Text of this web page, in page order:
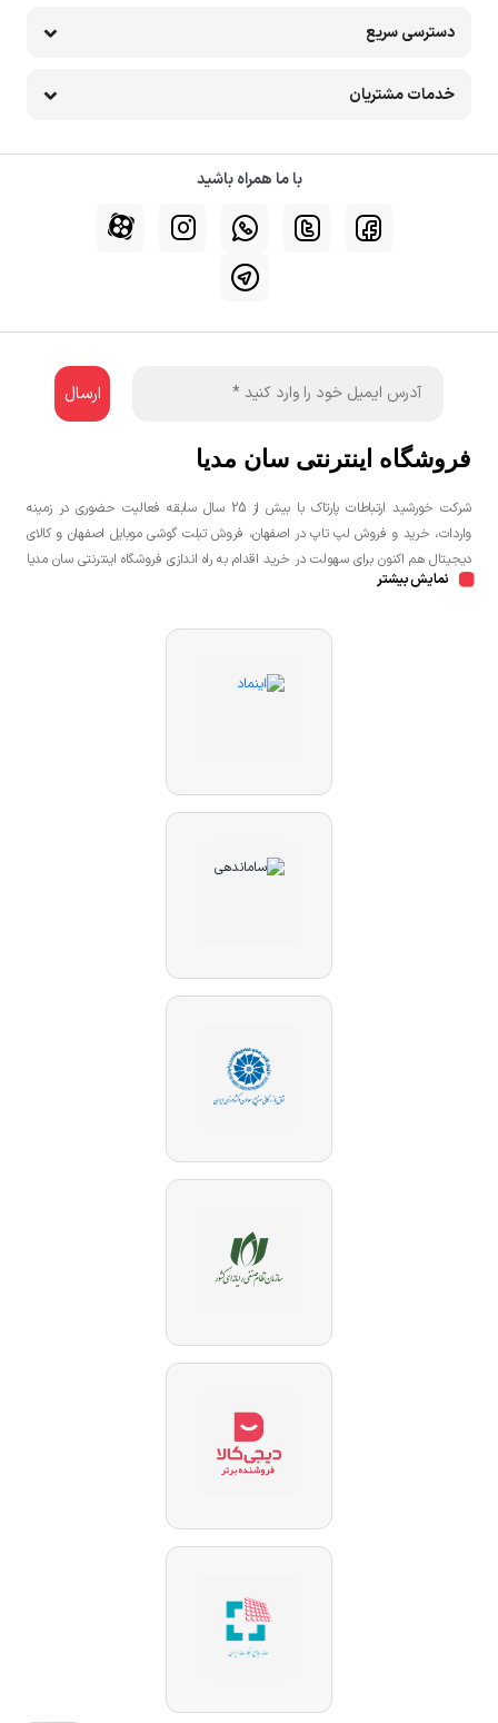
دسترسی سریع
خدمات مشتریان
با ما همراه باشید
فروشگاه اینترنتی سان مدیا
شرکت خورشید ارتباطات پارتاک با بیش از 25 سال سابقه فعالیت حضوری در زمینه
واردات، خرید و فروش لپ تاپ در اصفهان، فروش تبلت گوشی موبایل اصفهان و کالای
دیجیتال هم اکنون برای سهولت در خرید اقدام به راه اندازی فروشگاه اینترنتی سان مدیا
نموده است تا مشتریان عزیز یک خرید راحت و مطمئن با بهترین قیمت را تجربه
در اصفهان به صورت حضوری و یا اینترنتی اقدام نمائید.
نمایش بیشتر